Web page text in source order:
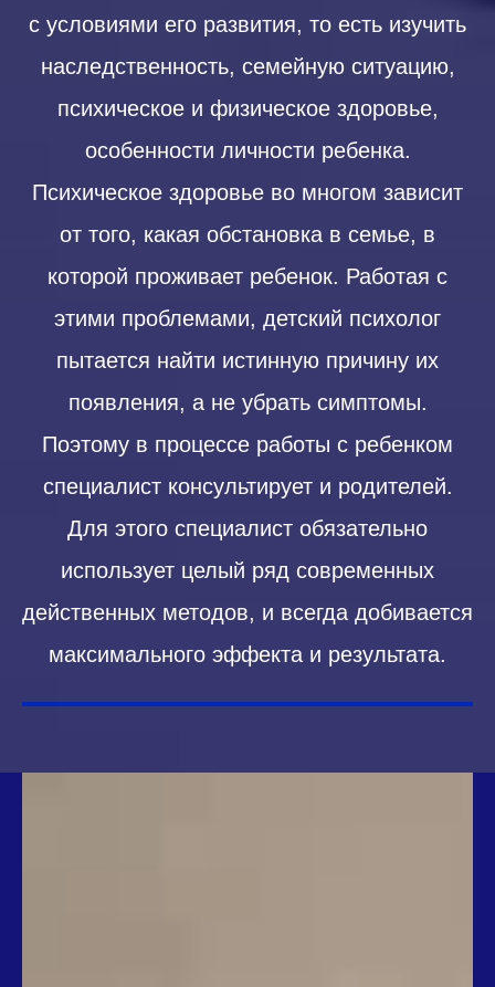
с условиями его развития, то есть изучить
наследственность, семейную ситуацию,
психическое и физическое здоровье,
особенности личности ребенка.
Психическое здоровье во многом зависит
от того, какая обстановка в семье, в
которой проживает ребенок. Работая с
этими проблемами, детский психолог
пытается найти истинную причину их
появления, а не убрать симптомы.
Поэтому в процессе работы с ребенком
специалист консультирует и родителей.
Для этого специалист обязательно
использует целый ряд современных
действенных методов, и всегда добивается
максимального эффекта и результата.